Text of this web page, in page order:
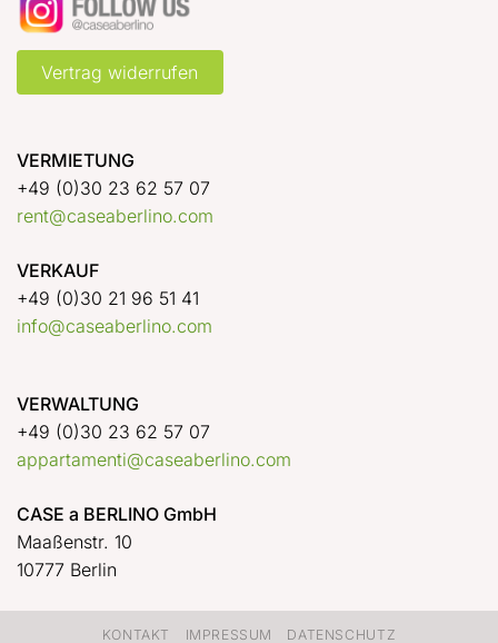
Vertrag widerrufen
VERMIETUNG
+49 (0)30 23 62 57 07
rent@caseaberlino.com
VERKAUF
+49 (0)30 21 96 51 41
info@caseaberlino.com
VERWALTUNG
+49 (0)30 23 62 57 07
appartamenti@caseaberlino.com
CASE a BERLINO GmbH
Maaßenstr. 10
10777 Berlin
KONTAKT IMPRESSUM DATENSCHUTZ